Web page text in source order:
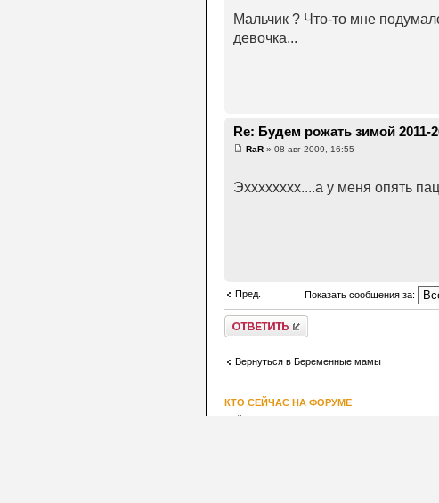
Мальчик ? Что-то мне
девочка...
Re: Будем рожать зимой 2011-
RaR » 08 авг 2009, 16:55
Эхххххххх....а у меня опять
Пред. Показать сообщения за:
Ответить
Вернуться в Беременные мамы
КТО СЕЙЧАС НА ФОРУМЕ